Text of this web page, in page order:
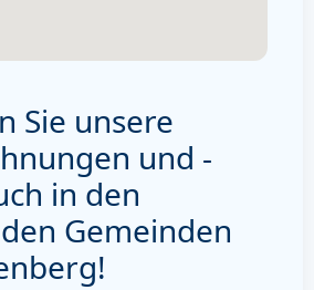
Sie unsere
und -
in den
Gemeinden